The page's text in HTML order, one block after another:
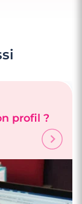
profil ?